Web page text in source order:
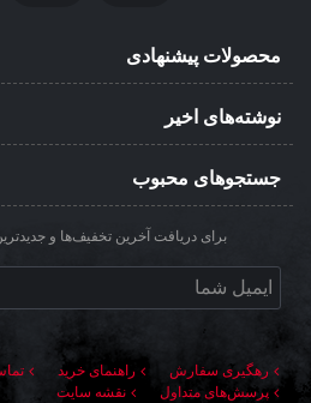
محصولات پیشنهادی
نوشته‌های اخیر
جستجوهای محبوب
برای دریافت آخرین تخفیف‌ها و
رهگیری سفارش راهنمای خرید
پرسش‌های متداول
نقشه سایت